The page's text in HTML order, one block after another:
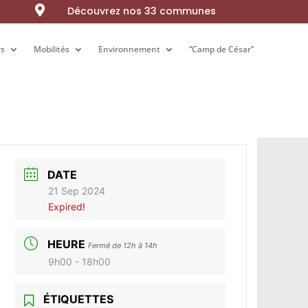
 Découvrez nos 33 communes
Mobilités Environnement “Camp de César”
Mobilités Environnement “Camp de César”
DATE
21 Sep 2024
Expired!
HEURE Fermé de 12h à 14h
9h00 - 18h00
ÉTIQUETTES